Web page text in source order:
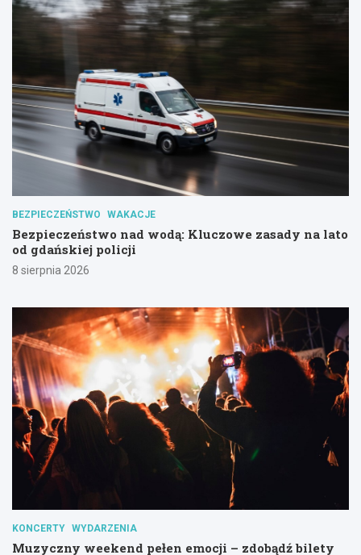
BEZPIECZEŃSTWO WAKACJE
Bezpieczeństwo nad wodą: Kluczowe zasady na lato
od gdańskiej policji
8 sierpnia 2026
KONCERTY WYDARZENIA
Muzyczny weekend pełen emocji – zdobądź bilety